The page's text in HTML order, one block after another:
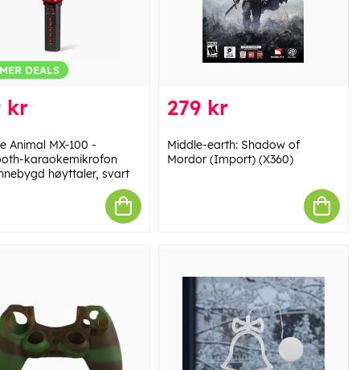
DEALS
kr
Animal MX-100 -
karaokemikrofon
høyttaler, svart
279 kr
Middle-earth: Shadow of
Mordor (Import) (X360)